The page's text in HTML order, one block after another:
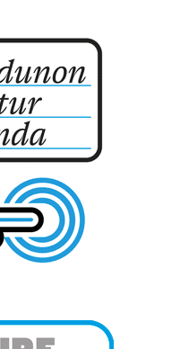
eta hirugarrenen cookie-
eta
teknologiaz
gero, teknologia hori
diguzu.Gehiago